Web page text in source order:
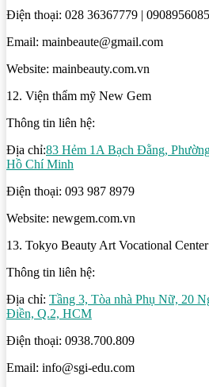
Điện thoại: 028 36367779 | 0908956085
Email: mainbeaute@gmail.com
Website: mainbeauty.com.vn
12. Viện thẩm mỹ New Gem
Thông tin liên hệ:
Địa chỉ:83 Hẻm 1A Bạch Đằng,
Hồ Chí Minh
Điện thoại: 093 987 8979
Website: newgem.com.vn
13. Tokyo Beauty Art Vocational Center
Thông tin liên hệ:
Địa chỉ: Tầng 3, Tòa nhà Phụ Nữ, 20
Điền, Q.2, HCM
Điện thoại: 0938.700.809
Email: info@sgi-edu.com